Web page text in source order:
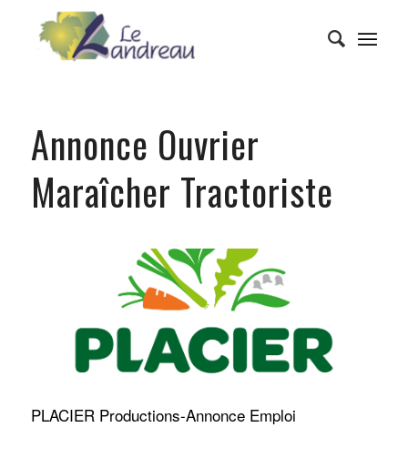
Annonce Ouvrier
Maraîcher Tractoriste
PLACIER Productions-Annonce Emploi